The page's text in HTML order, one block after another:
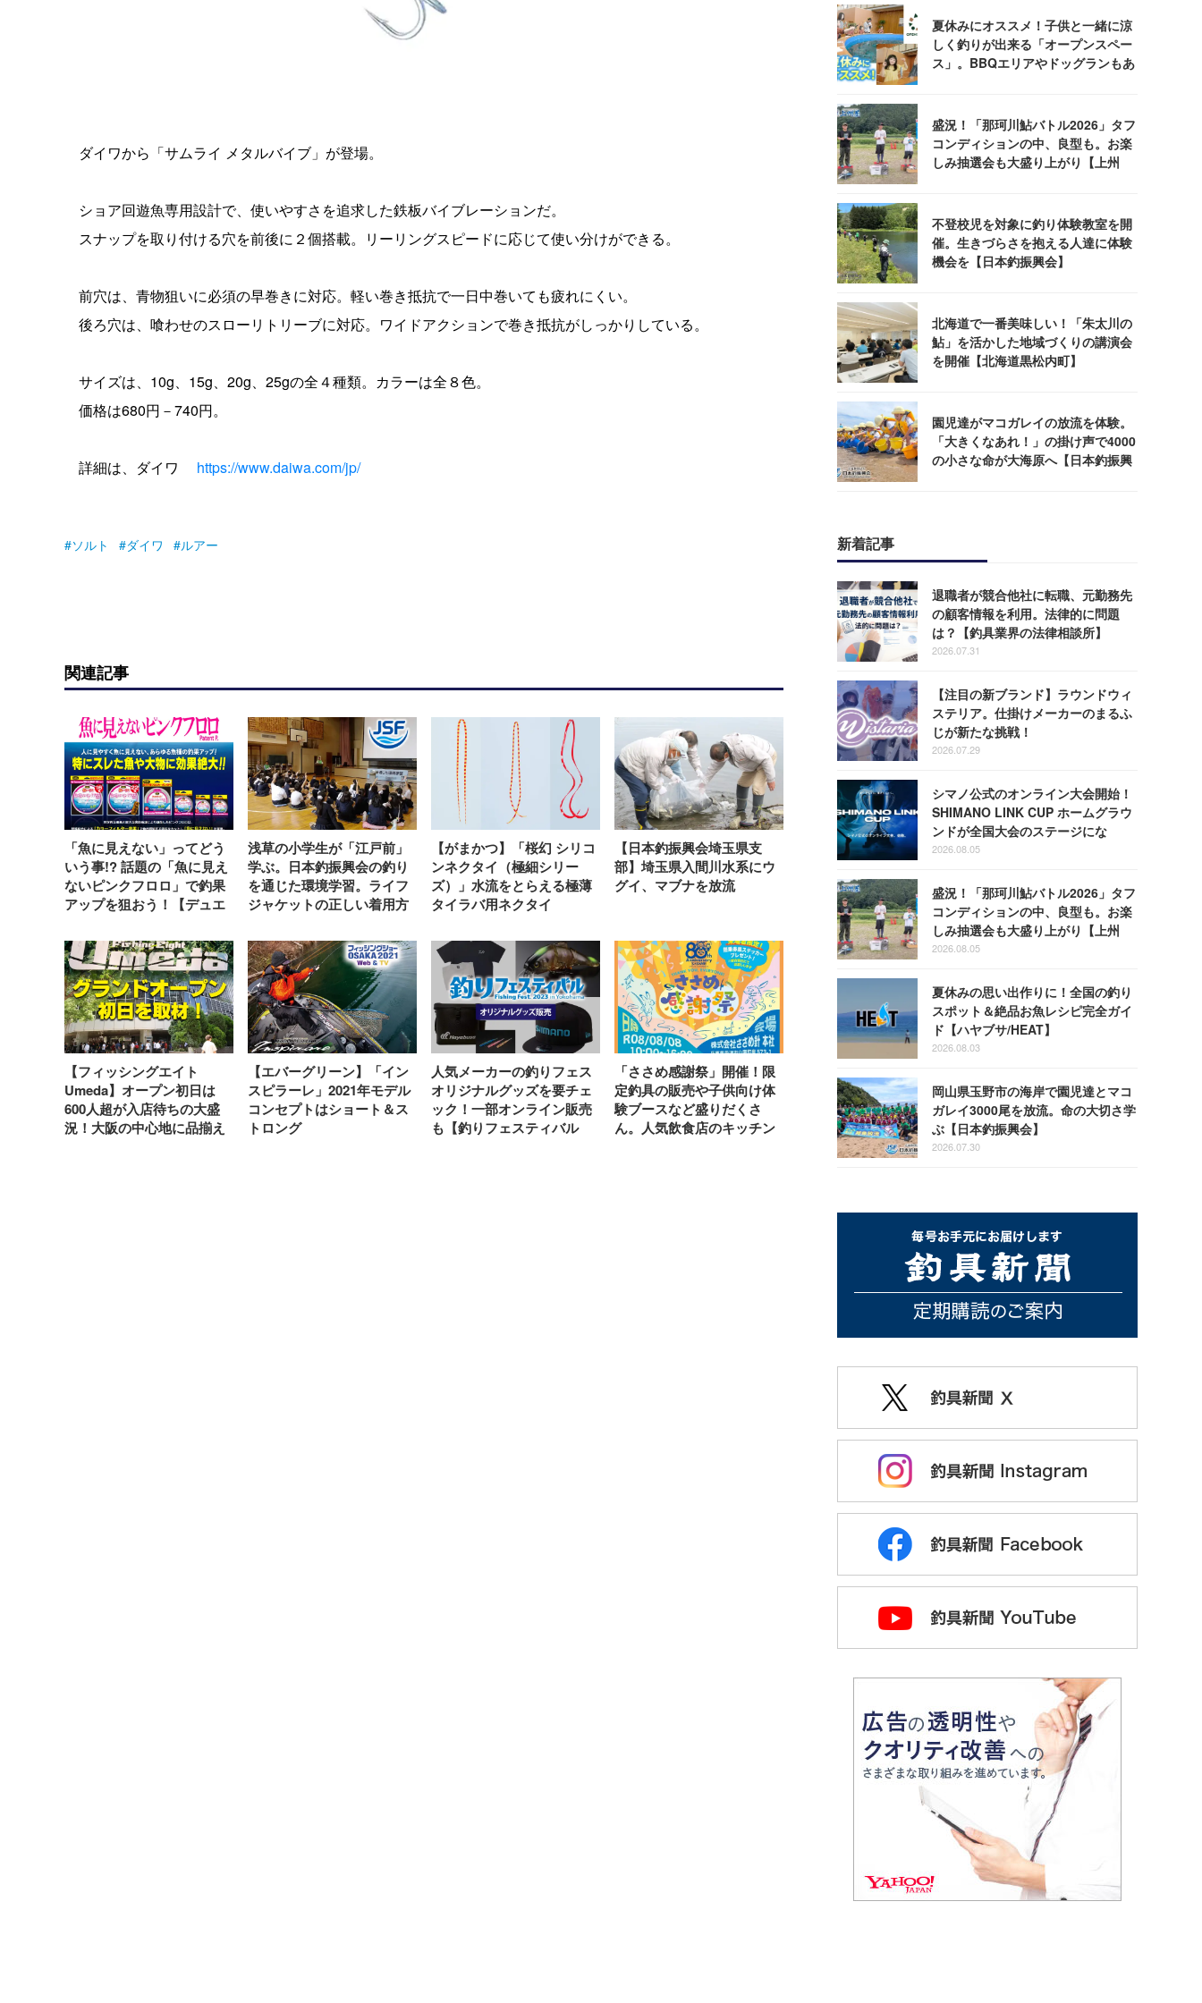
ダイワから「サムライ メタルバイブ」が登場。
ショア回遊魚専用設計で、使いやすさを追求した鉄板バイブレーションだ。
スナップを取り付ける穴を前後に２個搭載。リーリングスピードに応じて使い分けができる。
前穴は、青物狙いに必須の早巻きに対応。軽い巻き抵抗で一日中巻いても疲れにくい。
後ろ穴は、喰わせのスローリトリーブに対応。ワイドアクションで巻き抵抗がしっかりしている。
サイズは、10g、15g、20g、25gの全４種類。カラーは全８色。
価格は680円－740円。
詳細は、ダイワ https://www.daiwa.com/jp/
ソルト ダイワ ルアー
関連記事
「魚に見えない」ってどう
いう事!? 話題の「魚に見え
ないピンクフロロ」で釣果
アップを狙おう！【デュエ
浅草の小学生が「江戸前」
学ぶ。日本釣振興会の釣り
を通じた環境学習。ライフ
ジャケットの正しい着用方
【がまかつ】「桜幻 シリコ
ンネクタイ（極細シリー
ズ）」水流をとらえる極薄
タイラバ用ネクタイ
【日本釣振興会埼玉県支
部】埼玉県入間川水系にウ
グイ、マブナを放流
【フィッシングエイト
Umeda】オープン初日は
600人超が入店待ちの大盛
況！大阪の中心地に品揃え
【エバーグリーン】「イン
スピラーレ」2021年モデル
コンセプトはショート＆ス
トロング
人気メーカーの釣りフェス
オリジナルグッズを要チェ
ック！一部オンライン販売
も【釣りフェスティバル
「ささめ感謝祭」開催！限
定釣具の販売や子供向け体
験ブースなど盛りだくさ
ん。人気飲食店のキッチン
夏休みにオススメ！子供と一緒に涼
しく釣りが出来る「オープンスペー
ス」。BBQエリアやドッグランもあ
盛況！「那珂川鮎バトル2026」タフ
コンディションの中、良型も。お楽
しみ抽選会も大盛り上がり【上州
不登校児を対象に釣り体験教室を開
催。生きづらさを抱える人達に体験
機会を【日本釣振興会】
北海道で一番美味しい！「朱太川の
鮎」を活かした地域づくりの講演会
を開催【北海道黒松内町】
園児達がマコガレイの放流を体験。
「大きくなあれ！」の掛け声で4000
の小さな命が大海原へ【日本釣振興
新着記事
退職者が競合他社に転職、元勤務先
の顧客情報を利用。法律的に問題
は？【釣具業界の法律相談所】
2026.07.31
【注目の新ブランド】ラウンドウィ
ステリア。仕掛けメーカーのまるふ
じが新たな挑戦！
2026.07.29
シマノ公式のオンライン大会開始！
SHIMANO LINK CUP ホームグラウ
ンドが全国大会のステージにな
る！
2026.08.05
盛況！「那珂川鮎バトル2026」タフ
コンディションの中、良型も。お楽
しみ抽選会も大盛り上がり【上州
屋】
2026.08.05
夏休みの思い出作りに！全国の釣り
スポット＆絶品お魚レシピ完全ガイ
ド【ハヤブサ/HEAT】
2026.08.03
岡山県玉野市の海岸で園児達とマコ
ガレイ3000尾を放流。命の大切さ学
ぶ【日本釣振興会】
2026.07.30